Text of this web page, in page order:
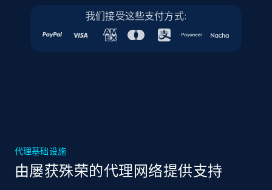
我们接受这些支付方式:
代理基础设施
由屡获殊荣的代理网络提供支持